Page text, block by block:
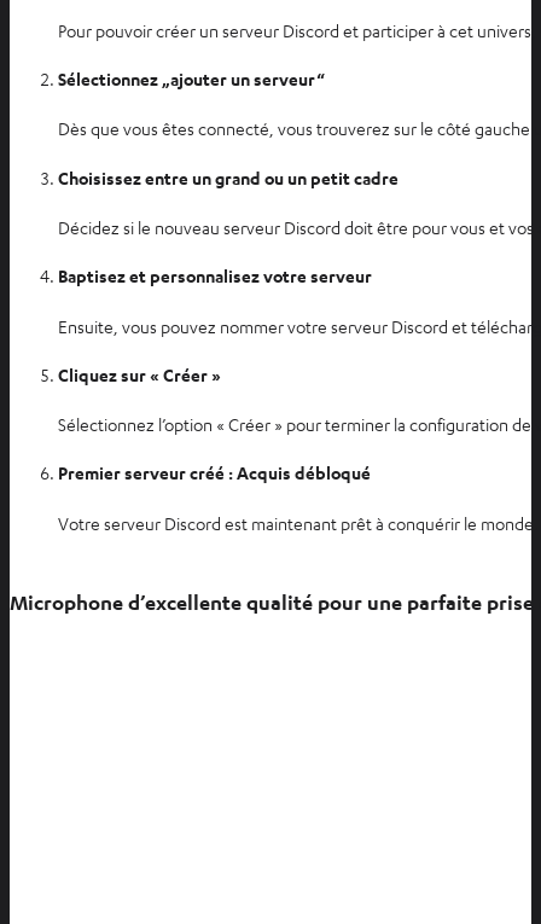
e
n
t
Pour pouvoir créer un serveur Discord et participer à cet
Sélectionnez „ajouter un serveur“
Dès que vous êtes connecté, vous trouverez sur le côté gauche
Choisissez entre un grand ou un petit cadre
Décidez si le nouveau serveur Discord doit être pour vous et
Baptisez et personnalisez votre serveur
Ensuite, vous pouvez nommer votre serveur Discord et
Cliquez sur « Créer »
Sélectionnez l’option « Créer » pour terminer la configuration
Premier serveur créé : Acquis débloqué
Votre serveur Discord est maintenant prêt à conquérir le
Microphone d’excellente qualité pour une parfaite prise